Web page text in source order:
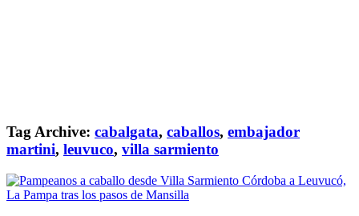
Tag Archive: cabalgata, caballos, embajador
martini, leuvuco, villa sarmiento